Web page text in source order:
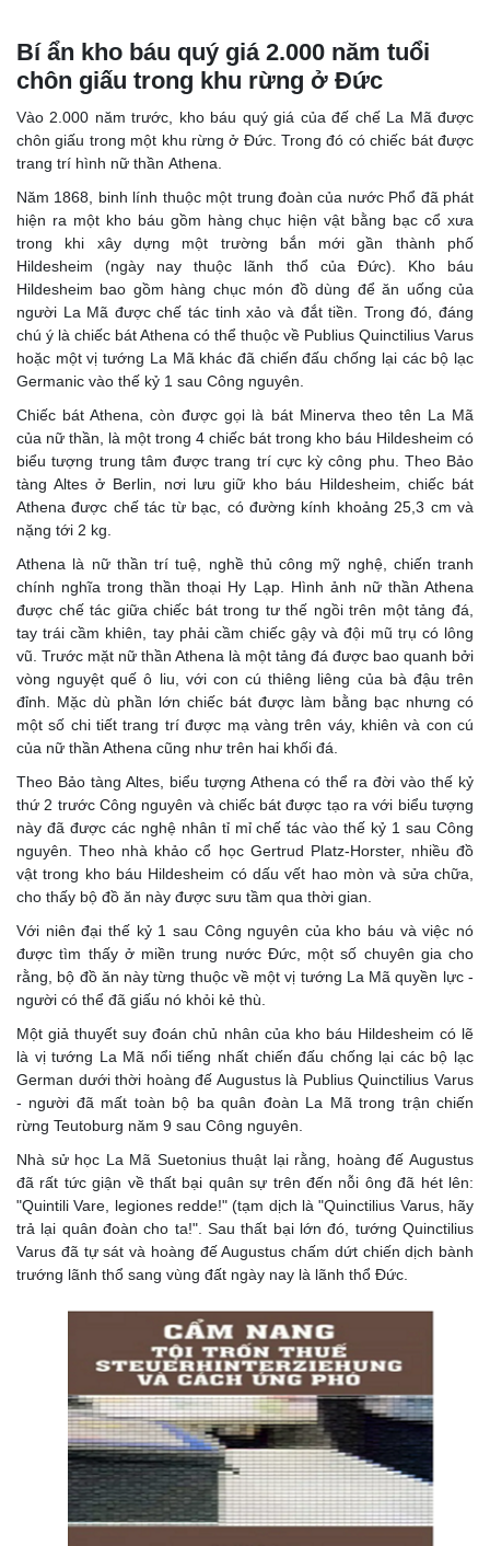
Bí ẩn kho báu quý giá 2.000 năm tuổi
chôn giấu trong khu rừng ở Đức
Vào 2.000 năm trước, kho báu quý giá của đế chế La Mã được
chôn giấu trong một khu rừng ở Đức. Trong đó có chiếc bát được
trang trí hình nữ thần Athena.
Năm 1868, binh lính thuộc một trung đoàn của nước Phổ đã phát
hiện ra một kho báu gồm hàng chục hiện vật bằng bạc cổ xưa
trong khi xây dựng một trường bắn mới gần thành phố
Hildesheim (ngày nay thuộc lãnh thổ của Đức). Kho báu
Hildesheim bao gồm hàng chục món đồ dùng để ăn uống của
người La Mã được chế tác tinh xảo và đắt tiền. Trong đó, đáng
chú ý là chiếc bát Athena có thể thuộc về Publius Quinctilius Varus
hoặc một vị tướng La Mã khác đã chiến đấu chống lại các bộ lạc
Germanic vào thế kỷ 1 sau Công nguyên.
Chiếc bát Athena, còn được gọi là bát Minerva theo tên La Mã
của nữ thần, là một trong 4 chiếc bát trong kho báu Hildesheim có
biểu tượng trung tâm được trang trí cực kỳ công phu. Theo Bảo
tàng Altes ở Berlin, nơi lưu giữ kho báu Hildesheim, chiếc bát
Athena được chế tác từ bạc, có đường kính khoảng 25,3 cm và
nặng tới 2 kg.
Athena là nữ thần trí tuệ, nghề thủ công mỹ nghệ, chiến tranh
chính nghĩa trong thần thoại Hy Lạp. Hình ảnh nữ thần Athena
được chế tác giữa chiếc bát trong tư thế ngồi trên một tảng đá,
tay trái cầm khiên, tay phải cầm chiếc gậy và đội mũ trụ có lông
vũ. Trước mặt nữ thần Athena là một tảng đá được bao quanh bởi
vòng nguyệt quế ô liu, với con cú thiêng liêng của bà đậu trên
đỉnh. Mặc dù phần lớn chiếc bát được làm bằng bạc nhưng có
một số chi tiết trang trí được mạ vàng trên váy, khiên và con cú
của nữ thần Athena cũng như trên hai khối đá.
Theo Bảo tàng Altes, biểu tượng Athena có thể ra đời vào thế kỷ
thứ 2 trước Công nguyên và chiếc bát được tạo ra với biểu tượng
này đã được các nghệ nhân tỉ mỉ chế tác vào thế kỷ 1 sau Công
nguyên. Theo nhà khảo cổ học Gertrud Platz-Horster, nhiều đồ
vật trong kho báu Hildesheim có dấu vết hao mòn và sửa chữa,
cho thấy bộ đồ ăn này được sưu tầm qua thời gian.
Với niên đại thế kỷ 1 sau Công nguyên của kho báu và việc nó
được tìm thấy ở miền trung nước Đức, một số chuyên gia cho
rằng, bộ đồ ăn này từng thuộc về một vị tướng La Mã quyền lực -
người có thể đã giấu nó khỏi kẻ thù.
Một giả thuyết suy đoán chủ nhân của kho báu Hildesheim có lẽ
là vị tướng La Mã nổi tiếng nhất chiến đấu chống lại các bộ lạc
German dưới thời hoàng đế Augustus là Publius Quinctilius Varus
- người đã mất toàn bộ ba quân đoàn La Mã trong trận chiến
rừng Teutoburg năm 9 sau Công nguyên.
Nhà sử học La Mã Suetonius thuật lại rằng, hoàng đế Augustus
đã rất tức giận về thất bại quân sự trên đến nỗi ông đã hét lên:
"Quintili Vare, legiones redde!" (tạm dịch là "Quinctilius Varus, hãy
trả lại quân đoàn cho ta!". Sau thất bại lớn đó, tướng Quinctilius
Varus đã tự sát và hoàng đế Augustus chấm dứt chiến dịch bành
trướng lãnh thổ sang vùng đất ngày nay là lãnh thổ Đức.